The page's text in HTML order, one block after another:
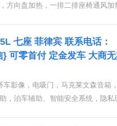
方向盘加热，一排二排座椅通风加
七座 菲律宾 联系电话：
可零首付 定金发车 大商
影像，电吸门，马克莱文森音箱
，泊车辅助、智能安全系统，隐私